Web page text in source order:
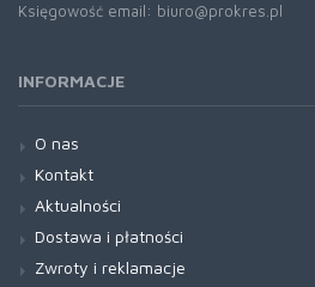
Księgowość email: biuro@prokres.pl
INFORMACJE
O nas
Kontakt
Aktualności
Dostawa i płatności
Zwroty i reklamacje